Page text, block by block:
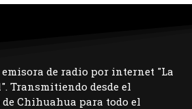
de radio por internet "La
Transmitiendo desde el
de Chihuahua para todo el